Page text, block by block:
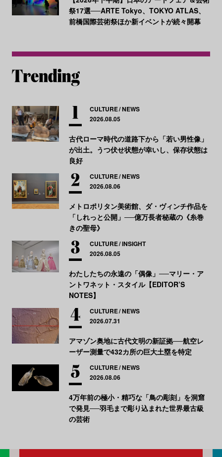
祭17選──ARTE Tokyo、TOKYO ATLAS、
前橋国際芸術祭ほか新イベントが続々開幕
CULTURE NEWS
2026.08.05
古代ローマ時代の道路下から「若い男性像」
が出土。うつ伏せ状態が幸いし、保存状態は
良好
CULTURE NEWS
2026.08.06
メトロポリタン美術館、ダ・ヴィンチ作品を
「しれっと公開」──億万長者秘蔵の《糸巻
きの聖母》
CULTURE INSIGHT
2026.08.05
わたしたちの永遠の「偶像」──マリー・ア
ントワネット・スタイル【EDITOR’S
NOTES】
CULTURE NEWS
2026.07.31
アマゾン奥地に古代文明の新証拠──航空レ
ーザー測量で432カ所の巨大土塁を特定
CULTURE NEWS
2026.08.06
4万年前の極小・精巧な「鳥の彫刻」を洞窟
で発見──羽毛まで彫り込まれた世界最古級
の芸術